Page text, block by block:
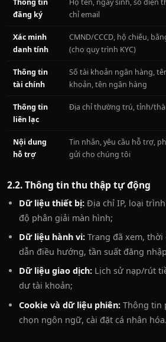
đăng ký
chỉ email
Xác minh
danh tính
CMND/CCCD, hộ chiếu,
(cho quy trình KYC)
Thông tin
tài chính
Số tài khoản ngân hàng,
khoản, tên ngân hàng
Thông tin
liên lạc
Địa chỉ thường trú, tỉnh/
Nội dung
hỗ trợ
Tin nhắn, yêu cầu hỗ trợ,
gửi cho chúng tôi
2.2. Thông tin thu thập tự động
Dữ liệu thiết bị: Địa chỉ IP, loại
độ phân giải màn hình;
Dữ liệu hành vi: Trang đã xem,
dẫn điều hướng, tần suất đăng
Dữ liệu giao dịch: Lịch sử nạp/rút
dư tài khoản;
Cookie và dữ liệu phiên: Thông tin
chọn ngôn ngữ, cài đặt cá nhân hóa.